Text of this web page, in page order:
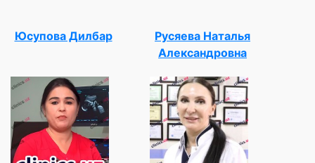
Юсупова Дилбар
Русяева Наталья
Александровна